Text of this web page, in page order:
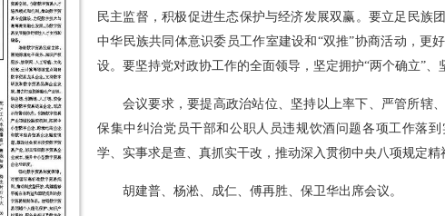
民主监督，积极促进生态保护与经济发展双赢。要立足民族
中华民族共同体意识委员工作室建设和“双推”协商活动，更
设。要坚持党对政协工作的全面领导，坚定拥护“两个确立”、
会议要求，要提高政治站位、坚持以上率下、严管所辖
保集中纠治党员干部和公职人员违规饮酒问题各项工作落
学、实事求是查、真抓实干改，推动深入贯彻中央八项规定精
胡建普、杨淞、成仁、傅再胜、保卫华出席会议。